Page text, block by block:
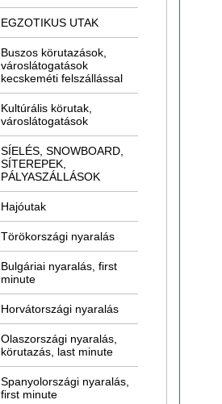
EGZOTIKUS UTAK
Buszos körutazások,
városlátogatások
kecskeméti felszállással
Kultúrális körutak,
városlátogatások
SÍELÉS, SNOWBOARD,
SÍTEREPEK,
PÁLYASZÁLLÁSOK
Hajóutak
Törökországi nyaralás
Bulgáriai nyaralás, first
minute
Horvátországi nyaralás
Olaszországi nyaralás,
körutazás, last minute
Spanyolországi nyaralás,
first minute